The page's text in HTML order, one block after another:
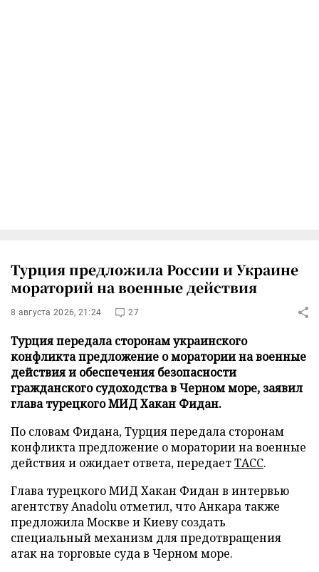
Турция предложила России и Украине
мораторий на военные действия
8 августа 2026, 21:24 27
Турция передала сторонам украинского
конфликта предложение о моратории на военные
действия и обеспечения безопасности
гражданского судоходства в Черном море, заявил
глава турецкого МИД Хакан Фидан.
По словам Фидана, Турция передала сторонам
конфликта предложение о моратории на военные
действия и ожидает ответа, передаетТАСС.
Глава турецкого МИД Хакан Фидан в интервью
агентству Anadolu отметил, что Анкара также
предложила Москве и Киеву создать
специальный механизм для предотвращения
атак на торговые суда в Черном море.